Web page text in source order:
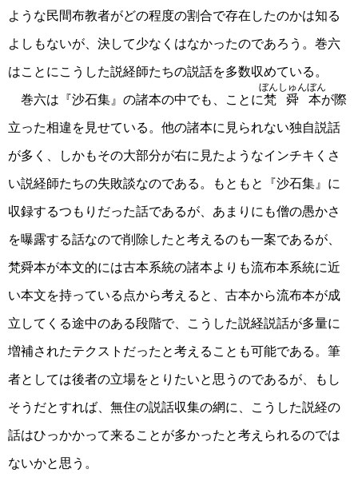
ような民間布教者がどの程度の割合で存在したのかは知る
よしもないが、決して少なくはなかったのであろう。巻六
はことにこうした説経師たちの説話を多数収めている。
巻六は『沙石集』の諸本の中でも、ことに梵舜本
ぼんしゅんぼん
が際
立った相違を見せている。他の諸本に見られない独自説話
が多く、しかもその大部分が右に見たようなインチキくさ
い説経師たちの失敗談なのである。もともと『沙石集』に
収録するつもりだった話であるが、あまりにも僧の愚かさ
を曝露する話なので削除したと考えるのも一案であるが、
梵舜本が本文的には古本系統の諸本よりも流布本系統に近
い本文を持っている点から考えると、古本から流布本が成
立してくる途中のある段階で、こうした説経説話が多量に
増補されたテクストだったと考えることも可能である。筆
者としては後者の立場をとりたいと思うのであるが、もし
そうだとすれば、無住の説話収集の網に、こうした説経の
話はひっかかって来ることが多かったと考えられるのでは
ないかと思う。